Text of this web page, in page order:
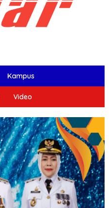
Kampus
Video